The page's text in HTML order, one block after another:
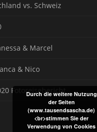
vs. Schweiz
& Marcel
& Nico
Fotoreisebericht
Durch die weitere Nutzung
der Seiten
(www.tausendsascha.de)
<br>stimmen Sie der
Verwendung von Cookies